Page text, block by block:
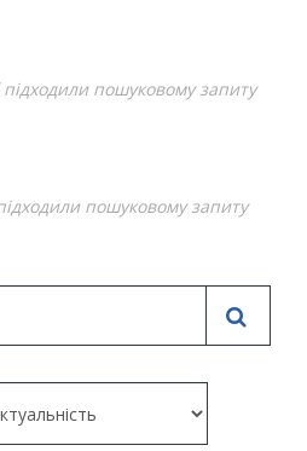
пошуковому запиту
пошуковому запиту